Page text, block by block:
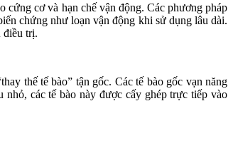
cứng cơ và hạn chế vận động. Các phương pháp
chứng như loạn vận động khi sử dụng lâu dài.
điều trị.
thế tế bào” tận gốc. Các tế bào gốc vạn năng
các tế bào này được cấy ghép trực tiếp vào